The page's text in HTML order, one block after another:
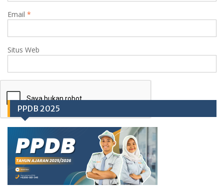
Email *
Situs Web
PPDB 2025